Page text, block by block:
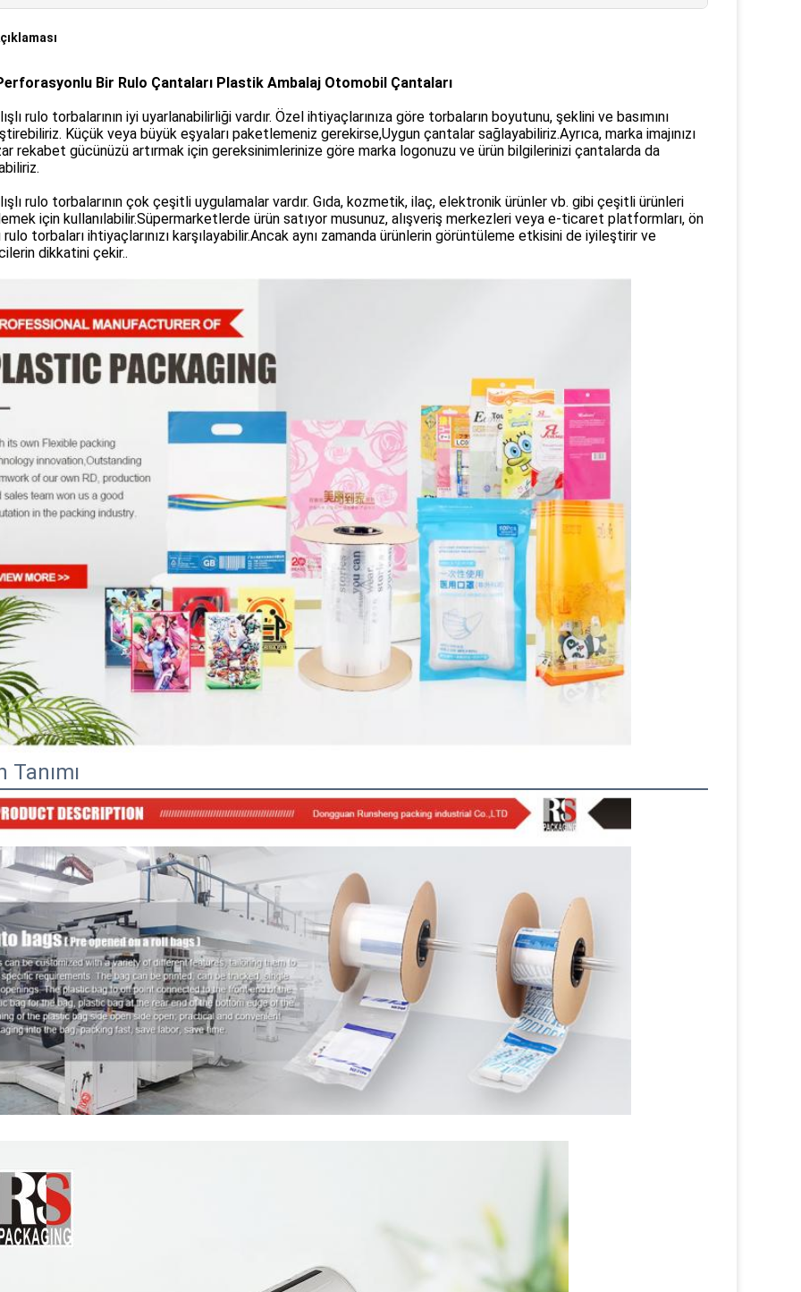
Bir Rulo Çantaları Plastik Ambalaj Otomobil Çantaları
rulo torbalarının iyi uyarlanabilirliği vardır. Özel ihtiyaçlarınıza göre torbaların boyutunu, şeklini ve basımını
Küçük veya büyük eşyaları paketlemeniz gerekirse,Uygun çantalar sağlayabiliriz.Ayrıca, marka imajınızı
rekabet gücünüzü artırmak için gereksinimlerinize göre marka logonuzu ve ürün bilgilerinizi çantalarda da
rulo torbalarının çok çeşitli uygulamalar vardır. Gıda, kozmetik, ilaç, elektronik ürünler vb. gibi çeşitli ürünleri
için kullanılabilir.Süpermarketlerde ürün satıyor musunuz, alışveriş merkezleri veya e-ticaret platformları, ön
rulo torbaları ihtiyaçlarınızı karşılayabilir.Ancak aynı zamanda ürünlerin görüntüleme etkisini de iyileştirir ve
dikkatini çekir..
Tanımı